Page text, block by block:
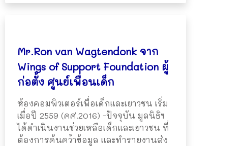
Mr.Ron van Wagtendonk จาก
Wings of Support Foundation ผู้
ก่อตั้ง ศูนย์เพื่อนเด็ก
ห้องคอมพิวเตอร์เพื่อเด็กและเยาวชน เริ่ม
เมื่อปี 2559 (คศ.2016) -ปัจจุบัน มูลนิธิฯ
ได้ดำเนินงานช่วยเหลือเด็กและเยาวชน ที่
ต้องการค้นคว้าข้อมูล และทำรายงานส่ง